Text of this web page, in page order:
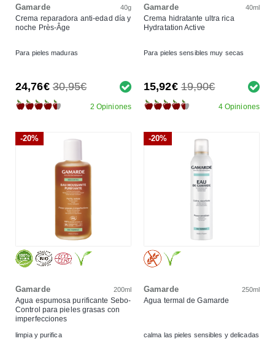
Gamarde 40g
Crema reparadora anti-edad día y
noche Près-Âge
Para pieles maduras
24,76€ 30,95€
2 Opiniones
Gamarde 40ml
Crema hidratante ultra rica
Hydratation Active
Para pieles sensibles muy secas
15,92€ 19,90€
4 Opiniones
-20%
Gamarde 200ml
Agua espumosa purificante Sebo-
Control para pieles grasas con
imperfecciones
limpia y purifica
-20%
Gamarde 250ml
Agua termal de Gamarde
calma las pieles sensibles y delicadas